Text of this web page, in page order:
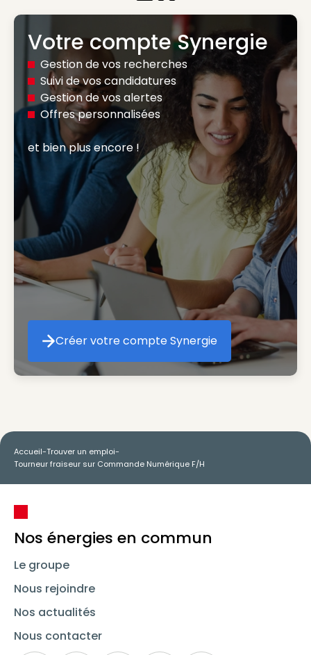
Votre compte Synergie
Gestion de vos recherches
Suivi de vos candidatures
Gestion de vos alertes
Offres personnalisées
et bien plus encore !
Créer votre compte Synergie
Créer votre compte Synergie
Accueil-Trouver un emploi-
Tourneur fraiseur sur Commande Numérique F/H
Nos énergies en commun
Le groupe
Nous rejoindre
Nos actualités
Nous contacter